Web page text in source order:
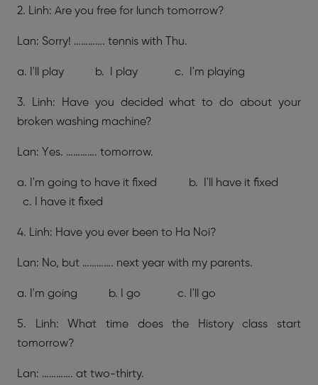
2. Linh: Are you free for lunch tomorrow?
Lan: Sorry! …………. tennis with Thu.
a. I'll play b. I play c. I'm playing
3. Linh: Have you decided what to do about your
broken washing machine?
Lan: Yes. …………. tomorrow.
a. I'm going to have it fixed b. I'll have it fixed
c. I have it fixed
4. Linh: Have you ever been to Ha Noi?
Lan: No, but …………. next year with my parents.
a. I'm going b. I go c. I'll go
5. Linh: What time does the History class start
tomorrow?
Lan: …………. at two-thirty.